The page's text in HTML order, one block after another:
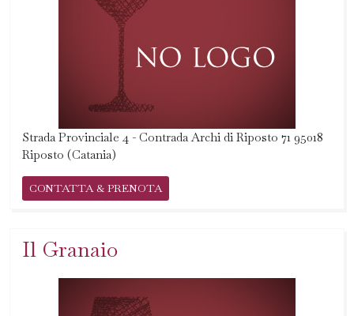
Strada Provinciale 4 - Contrada Archi di Riposto 71 95018
Riposto (Catania)
CONTATTA & PRENOTA
Il Granaio